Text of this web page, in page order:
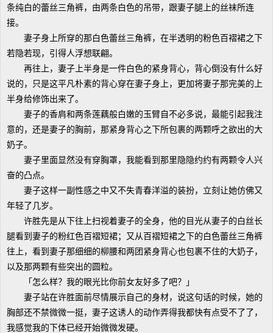
条纯白的蕾丝三角裤，由两条白色的吊带，跟妻子腿上的丝袜所连
接。
妻子身上所穿的那白色蕾丝三角裤，在半透明的粉色百褶裙之下
若隐若现，引得人浮想联翩。
再往上，妻子上半身是一件白色的紧身背心，背心倒没有什么好
说的，只是这平凡朴素的背心穿在妻子身上，更加将妻子那完美的上
半身给修饰出来了。
妻子的香肩和两条莲藕般白嫩的玉臂自不必多说，最能引起我注
意的，还是妻子的胸前，那紧身背心之下所包裹的两颗呼之欲出的大
奶子。
妻子里面显然没有穿胸罩，我能看到那里隐隐约约有两颗令人兴
奋的凸点。
妻子这样一副性感之中又不失青春洋溢的装扮，立刻让她仿佛又
年轻了几岁。
许胜先是从下往上扫视着妻子的全身，他的目光从妻子的白丝长
腿看到妻子的粉红色百褶短裙；又从百褶短裙之下的白色蕾丝三角裤
往上，看到妻子那细细的柳腰和两团紧身背心也包裹不住的大奶子，
以及那两颗有些突出的圆粒。
「怎么样？我的眼光比你前女友好多了吧？」
妻子站在许胜面前尽情展示自己的身材，说这句话的时候，她的
胸部还不禁微微一挺，妻子这诱人的动作弄得我都快有点受不了了，
我感觉我的下体已经开始微微发硬。